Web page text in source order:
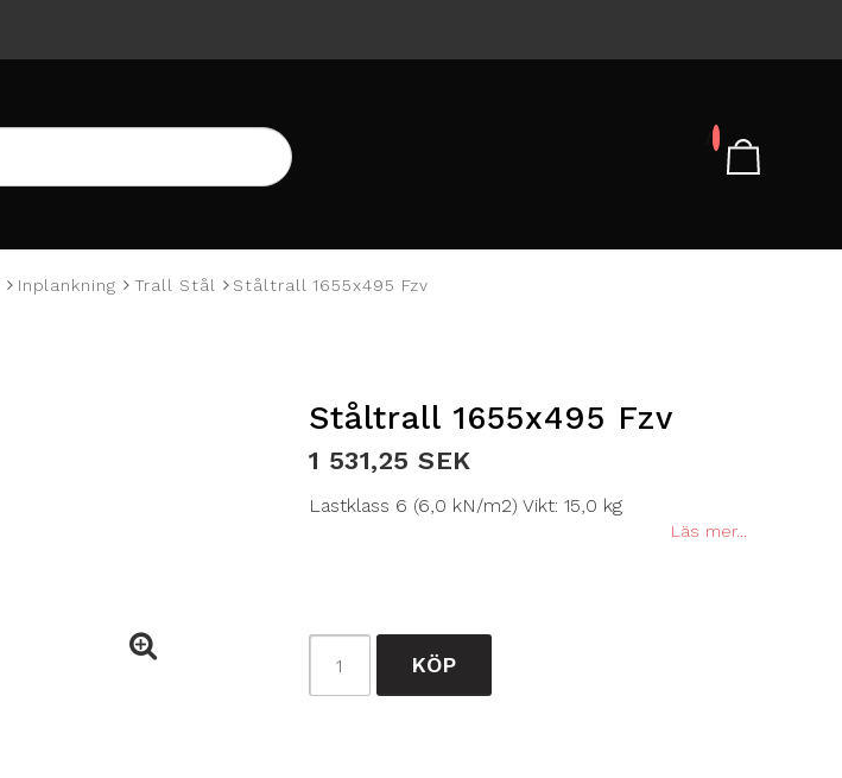
Inplankning Trall Stål Ståltrall 1655x495 Fzv
Ståltrall 1655x495 Fzv
1 531,25 SEK
Lastklass 6 (6,0 kN/m2) Vikt: 15,0 kg
Läs mer...
KÖP